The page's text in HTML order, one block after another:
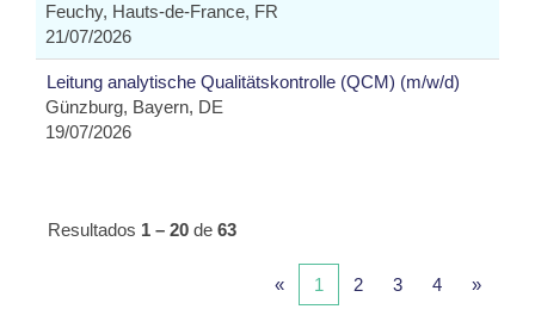
Feuchy, Hauts-de-France, FR
21/07/2026
Leitung analytische Qualitätskontrolle (QCM) (m/w/d)
Günzburg, Bayern, DE
19/07/2026
Resultados 1 – 20 de 63
« 1 2 3 4 »